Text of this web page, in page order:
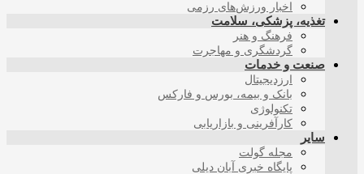
اخبار ورزش‌های رزمی
تغذیه، پزشکی، سلامت
فرهنگ و هنر
گردشگری و مهاجرت
صنعت و خدمات
ارزدیجیتال
بانک و بیمه، بورس و فارکس
تکنولوژی
کارآفرینی و بازاریابی
سایر
مجله گولت
پایگاه خبری آبان دیلی